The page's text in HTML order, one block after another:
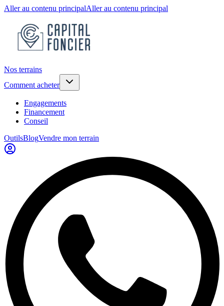
Aller au contenu principalAller au contenu principal
Nos terrains
Comment acheter
Engagements
Financement
Conseil
OutilsBlogVendre mon terrain